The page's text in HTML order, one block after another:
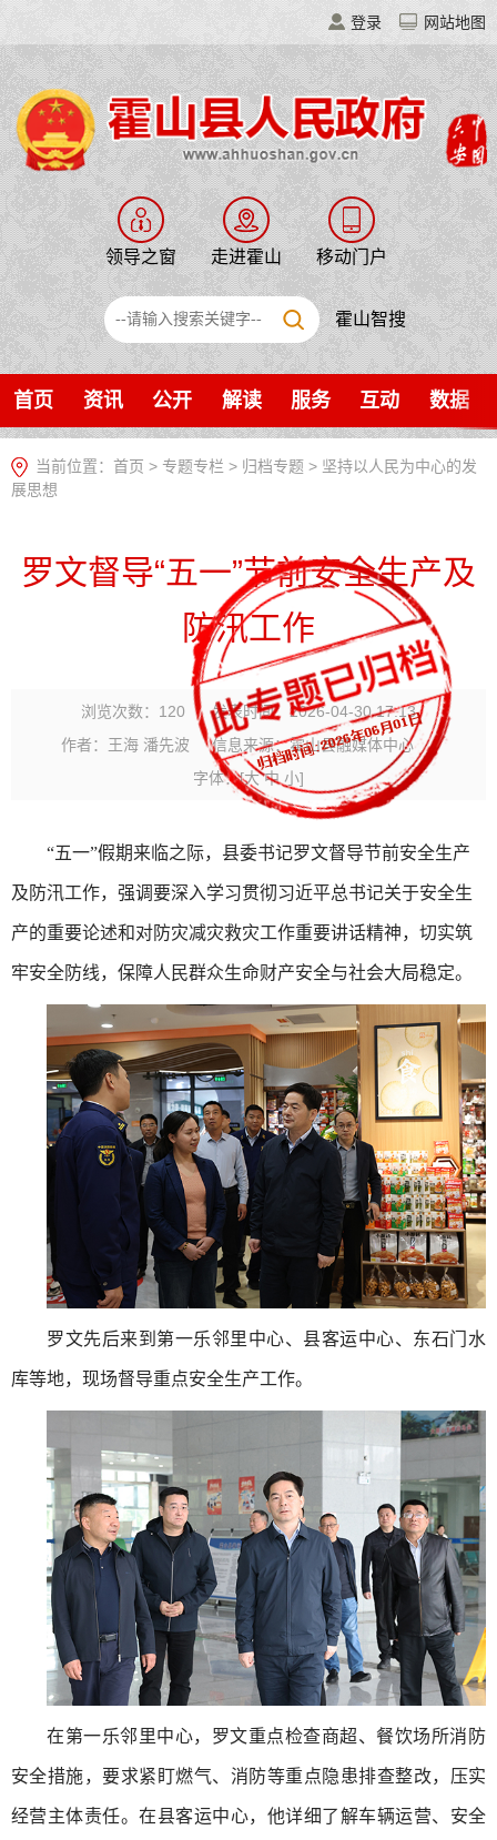
登录 网站地图
领导之窗 走进霍山 移动门户
霍山智搜
首页 资讯 公开 解读 服务 互动 数据
当前位置： 首页 > 专题专栏 > 归档专题 > 坚持以人民为中心的发
展思想
罗文督导“五一”节前安全生产及
防汛工作
浏览次数： 120
发表时间：2026-04-30 17:13
作者：王海 潘先波
信息来源：霍山县融媒体中心
字体：[大 中 小]
“五一”假期来临之际，县委书记罗文督导节前安全生产
及防汛工作，强调要深入学习贯彻习近平总书记关于安全生
产的重要论述和对防灾减灾救灾工作重要讲话精神，切实筑
牢安全防线，保障人民群众生命财产安全与社会大局稳定。
罗文先后来到第一乐邻里中心、县客运中心、东石门水
库等地，现场督导重点安全生产工作。
在第一乐邻里中心，罗文重点检查商超、餐饮场所消防
安全措施，要求紧盯燃气、消防等重点隐患排查整改，压实
经营主体责任。在县客运中心，他详细了解车辆运营、安全